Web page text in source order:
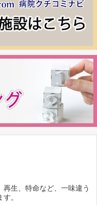
再生、特命など、一味違う
。